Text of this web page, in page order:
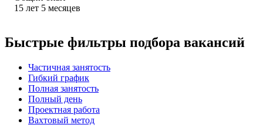
15 лет 5 месяцев
Быстрые фильтры подбора вакансий
Частичная занятость
Гибкий график
Полная занятость
Полный день
Проектная работа
Вахтовый метод